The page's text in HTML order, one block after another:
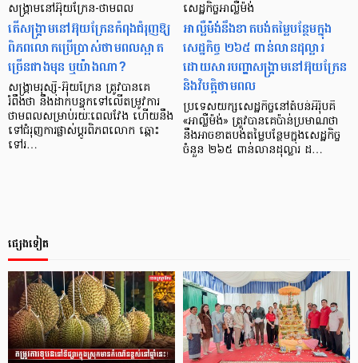
សង្គ្រាមនៅអ៊ុយក្រែន-ថាមពល
តើសង្គ្រាមនៅអ៊ុយក្រែនកំពុងជំរុញឱ្យ
ពិភពលោកប្រើប្រាស់ថាមពលស្អាត
ច្រើនជាងមុន ឬយ៉ាងណា?
សង្គ្រាមរុស្ស៊ី-អ៊ុយក្រែន ត្រូវបានគេ
រំពឹងថា នឹងដាក់បន្ទុកទៅលើតម្រូវការ
ថាមពលសម្រាប់រយៈពេលវែង ហើយនឹង
ទៅជំរុញការផ្លាស់ប្តូរពិភពលោក ឆ្ពោះ
ទៅរ…
សេដ្ឋកិច្ចអាល្លឺម៉ង់
អាល្លឺម៉ង់នឹងខាតបង់តម្លៃបន្ថែមក្នុង
សេដ្ឋកិច្ច ២៦៥ ពាន់លានដុល្លារ
ដោយសារបញ្ហាសង្គ្រាមនៅអ៊ុយក្រែន
និងវិបត្តិថាមពល
ប្រទេសយក្សសេដ្ឋកិច្ចនៅតំបន់អឺរ៉ុបគឺ
«អាល្លឺម៉ង់» ត្រូវបានគេប៉ាន់ប្រមាណថា
នឹងអាចខាតបង់តម្លៃបន្ថែមក្នុងសេដ្ឋកិច្ច
ចំនួន ២៦៥ ពាន់លានដុល្លារ ដ…
ផ្សេងទៀត